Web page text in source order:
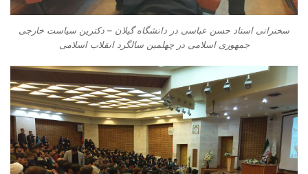
سخنرانی استاد حسن عباسی در دانشگاه گیلان – دکترین سیاست خارجی
جمهوری اسلامی در چهلمین سالگرد انقلاب اسلامی